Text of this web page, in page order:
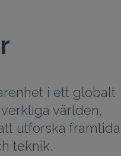
i ett globalt
världen,
utforska framtida
teknik.